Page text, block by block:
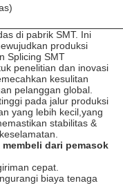
di pabrik SMT. Ini
produksi
Splicing SMT
penelitian dan inovasi
kesulitan
pelanggan global.
pada jalur produksi
yang lebih kecil,yang
stabilitas &
dari pemasok
cepat.
biaya tenaga